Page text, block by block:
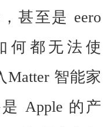
甚至是 eero
何都无法使
Matter 智能家
Apple 的产